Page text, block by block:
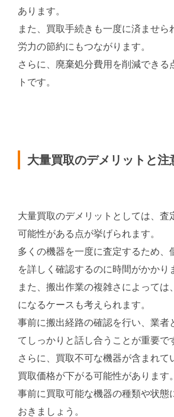
あります。
また、買取手続きも一度に済ませら
労力の節約にもつながります。
さらに、廃棄処分費用を削減できる
トです。
大量買取のデメリットと注
大量買取のデメリットとしては、査
可能性がある点が挙げられます。
多くの機器を一度に査定するため、
を詳しく確認するのに時間がかかり
また、搬出作業の複雑さによっては
になるケースも考えられます。
事前に搬出経路の確認を行い、業者
てしっかりと話し合うことが重要で
さらに、買取不可な機器が含まれて
買取価格が下がる可能性があります。
事前に買取可能な機器の種類や状態
おきましょう。